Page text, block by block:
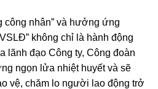
công nhân” và hưởng ứng
không chỉ là hành động
lãnh đạo Công ty, Công đoàn
ngọn lửa nhiệt huyết và sẽ
vệ, chăm lo người lao động trở